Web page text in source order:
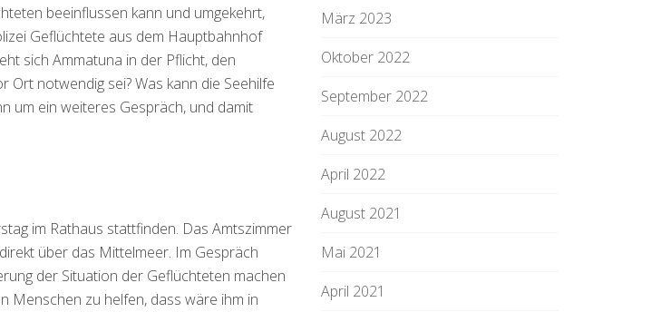
beeinflussen kann und umgekehrt,
Geflüchtete aus dem Hauptbahnhof
sich Ammatuna in der Pflicht, den
notwendig sei? Was kann die Seehilfe
um ein weiteres Gespräch, und damit
im Rathaus stattfinden. Das Amtszimmer
über das Mittelmeer. Im Gespräch
der Situation der Geflüchteten machen
Menschen zu helfen, dass wäre ihm in
März 2023
Oktober 2022
September 2022
August 2022
April 2022
August 2021
Mai 2021
April 2021